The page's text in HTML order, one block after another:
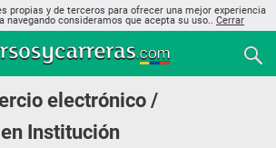
propias y de terceros para ofrecer una mejor experiencia
navegando consideramos que acepta su uso.. Cerrar
electrónico /
Institución